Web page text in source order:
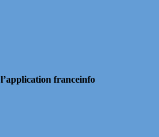
franceinfo